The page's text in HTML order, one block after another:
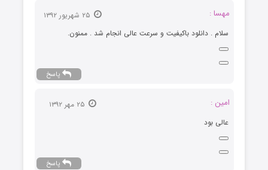
مهسا :
سلام . دانلود باکیفیت و سرعت عالی انجام شد . ممنون.
پاسخ
امین :
عالی بود
پاسخ